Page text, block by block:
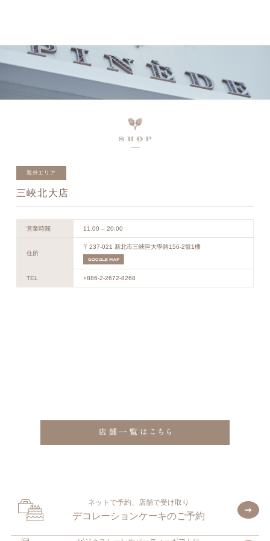
海外エリア
三峽北大店
営業時間 11:00 – 20:00
住所
〒237-021 新北市三峽區大學路156-2號1樓
TEL +886-2-2672-8268
ネットで予約、店舗で受け取り
デコレーションケーキのご予約